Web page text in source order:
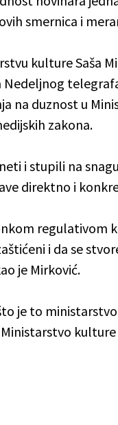
smernica i
kulture Saša
na duznost u
zakona.
i stupili na
direktno i
regulativom
i da se
je Mirković.
je to